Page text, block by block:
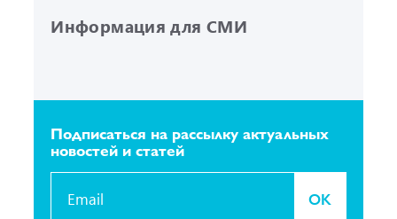
Информация для СМИ
Подписаться на рассылку актуальных
новостей и статей
OK